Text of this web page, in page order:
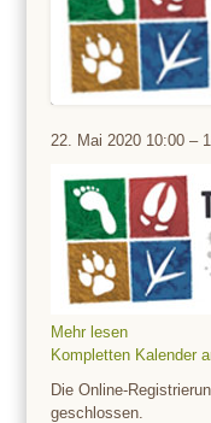
Tierpark
22. Mai 2020 10:00 –
Mehr lesen
Kompletten Kalender
Die Online-
geschlossen.